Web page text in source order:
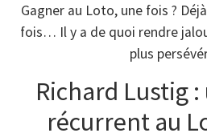
Gagner au Loto, une fois ?
fois… Il y a de quoi rendre
plus
Richard Lustig
récurrent au